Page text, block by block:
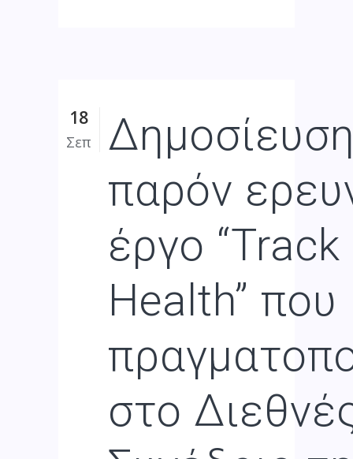
18
Σεπ
παρόν
έργο
Health” που
στο